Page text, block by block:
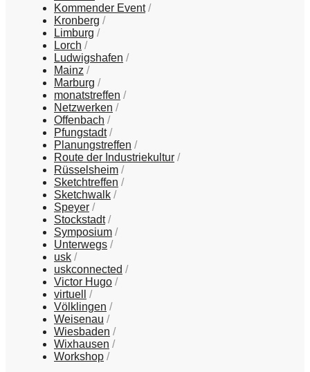
Kommender Event
Kronberg
Limburg
Lorch
Ludwigshafen
Mainz
Marburg
monatstreffen
Netzwerken
Offenbach
Pfungstadt
Planungstreffen
Route der Industriekultur
Rüsselsheim
Sketchtreffen
Sketchwalk
Speyer
Stockstadt
Symposium
Unterwegs
usk
uskconnected
Victor Hugo
virtuell
Völklingen
Weisenau
Wiesbaden
Wixhausen
Workshop